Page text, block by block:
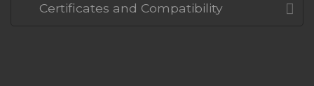
Certificates and Compatibility